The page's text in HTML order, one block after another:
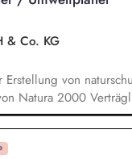
dar
betreuenden
zum
Netzwerks und
an
mit anderen
Monitoring.
& Co. KG
von
Natura 2000
UVS und LBP) in
aus
Vorbereitung und